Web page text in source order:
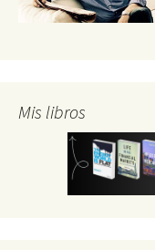
Mis libros